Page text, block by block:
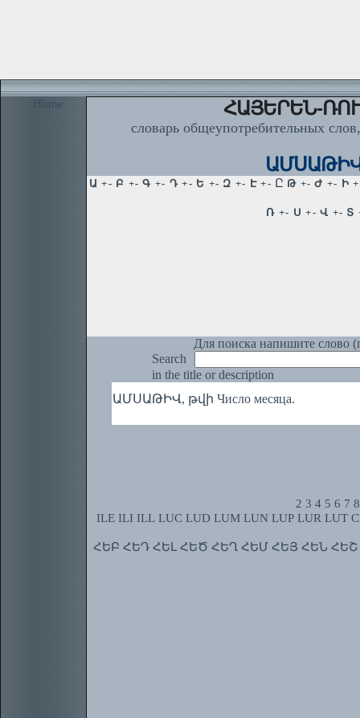
Home ՀԱՅԵՐԵՆ-
словарь общеупотребительных
Для поиска напишите слово
Search
in the title or description
ԱՄՍԱԹԻՎ, թվի Число месяца.
2 3 4 5 6 7 8
ILE ILI ILL LUC LUD LUM LUN LUP LUR LUT
ՀԵԲ ՀԵԴ ՀԵԼ ՀԵԾ ՀԵՂ ՀԵՄ ՀԵՅ ՀԵՆ ՀԵՇ